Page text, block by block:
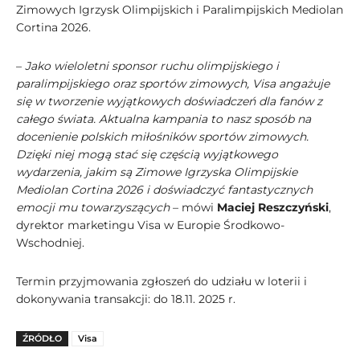
Zimowych Igrzysk Olimpijskich i Paralimpijskich Mediolan
Cortina 2026.
– Jako wieloletni sponsor ruchu olimpijskiego i
paralimpijskiego oraz sportów zimowych, Visa angażuje
się w tworzenie wyjątkowych doświadczeń dla fanów z
całego świata. Aktualna kampania to nasz sposób na
docenienie polskich miłośników sportów zimowych.
Dzięki niej mogą stać się częścią wyjątkowego
wydarzenia, jakim są Zimowe Igrzyska Olimpijskie
Mediolan Cortina 2026 i doświadczyć fantastycznych
emocji mu towarzyszących– mówi Maciej Reszczyński,
dyrektor marketingu Visa w Europie Środkowo-
Wschodniej.
Termin przyjmowania zgłoszeń do udziału w loterii i
dokonywania transakcji: do 18.11. 2025 r.
ŹRÓDŁO Visa